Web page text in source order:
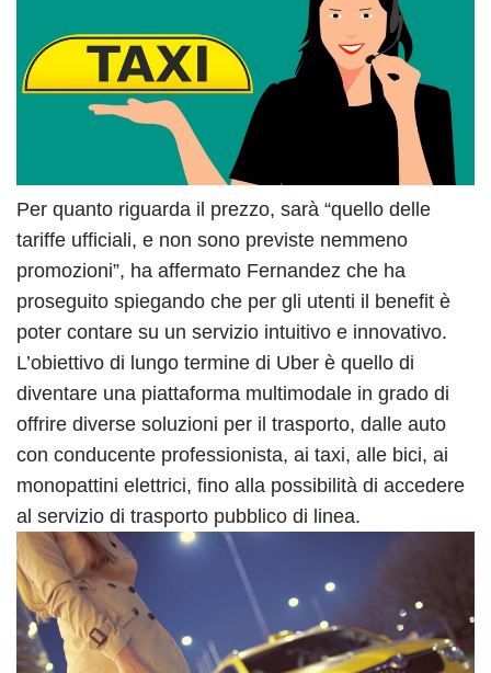
Per quanto riguarda il prezzo, sarà “quello delle
tariffe ufficiali, e non sono previste nemmeno
promozioni”, ha affermato Fernandez che ha
proseguito spiegando che per gli utenti il benefit è
poter contare su un servizio intuitivo e innovativo.
L’obiettivo di lungo termine di Uber è quello di
diventare una piattaforma multimodale in grado di
offrire diverse soluzioni per il trasporto, dalle auto
con conducente professionista, ai taxi, alle bici, ai
monopattini elettrici, fino alla possibilità di accedere
al servizio di trasporto pubblico di linea.